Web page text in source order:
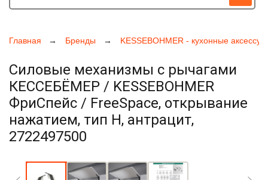
Главная Бренды KESSEBOHMER - кухонные
Силовые механизмы с рычагами
КЕССЕБЁМЕР / KESSEBOHMER
ФриСпейс / FreeSpace, открывание
нажатием, тип H, антрацит,
2722497500